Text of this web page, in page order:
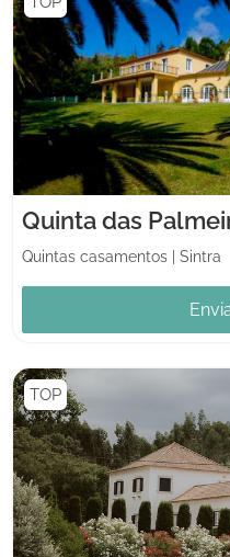
Quinta das
Quintas casamentos Sintra
TOP